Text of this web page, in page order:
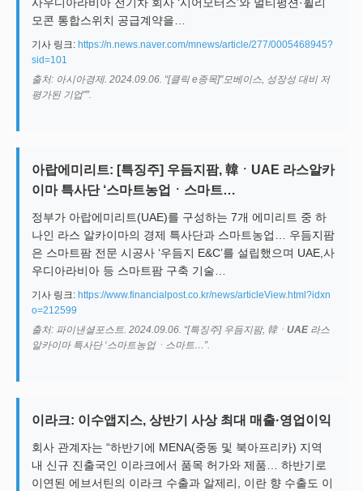
사우디아라비아 전기차 회사 ‘시어모터스’와 멀티펑션·휠리
모콘 통합스위치 공급계약을…
기사 링크: https://n.news.naver.com/mnews/article/277/0005468945?
sid=101
출처: 아시아경제. 2024.09.06. “[클릭 e종목]"모베이스, 성장성 대비 저
평가된 기업"”.
아랍에미리트: [특징주] 우듬지팜, 韓ㆍUAE 라스알카
이마 특사단 ‘스마트농업ㆍ스마트…
정부가 아랍에미리트(UAE)를 구성하는 7개 에미리트 중 하
나인 라스 알카이마의 경제 특사단과 스마트농업… 우듬지팜
은 스마트팜 전문 시공사 ‘우듬지 E&C’를 설립했으며 UAE,사
우디아라비아 등 스마트팜 구축 기술…
기사 링크: https://www.financialpost.co.kr/news/articleView.html?idxn
o=212599
출처: 파이낸셜포스트. 2024.09.06. “[특징주] 우듬지팜, 韓ㆍ UAE라스
알카이마 특사단 ‘스마트농업ㆍ스마트…”.
이라크: 이수앱지스, 상반기 사상 최대 매출·영업이익
회사 관계자는 “하반기에 MENA(중동 및 북아프리카) 지역
내 신규 진출국인 이라크에서 품목 허가와 제품… 하반기로
이연된 에브서틴의 이라크 수출과 알제리, 이란 향 수출도 이